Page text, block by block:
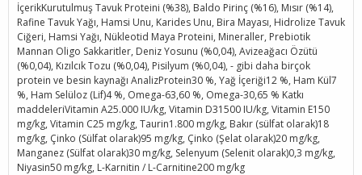
İçerikKurutulmuş Tavuk Proteini (%38), Baldo Pirinç (%16), Mısır (%14),
Rafine Tavuk Yağı, Hamsi Unu, Karides Unu, Bira Mayası, Hidrolize Tavuk
Ciğeri, Hamsi Yağı, Nükleotid Maya Proteini, Mineraller, Prebiotik
Mannan Oligo Sakkaritler, Deniz Yosunu (%0,04), Avizeağacı Özütü
(%0,04), Kızılcık Tozu (%0,04), Pisilyum (%0,04), - gibi daha birçok
protein ve besin kaynağı AnalizProtein30 %, Yağ İçeriği12 %, Ham Kül7
%, Ham Selüloz (Lif)4 %, Omega-63,60 %, Omega-30,65 % Katkı
maddeleriVitamin A25.000 IU/kg, Vitamin D31500 IU/kg, Vitamin E150
mg/kg, Vitamin C25 mg/kg, Taurin1.800 mg/kg, Bakır (sülfat olarak)18
mg/kg, Çinko (Sülfat olarak)95 mg/kg, Çinko (Şelat olarak)20 mg/kg,
Manganez (Sülfat olarak)30 mg/kg, Selenyum (Selenit olarak)0,3 mg/kg,
Niyasin50 mg/kg, L-Karnitin / L-Carnitine200 mg/kg